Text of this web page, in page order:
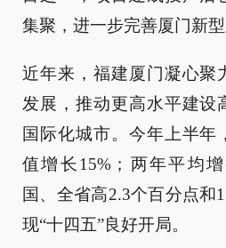
集聚，进一步完善厦门新型
近年来，福建厦门凝心聚
发展，推动更高水平建设
国际化城市。今年上半年
值增长15%；两年平均
国、全省高2.3个百分点和
现“十四五”良好开局。